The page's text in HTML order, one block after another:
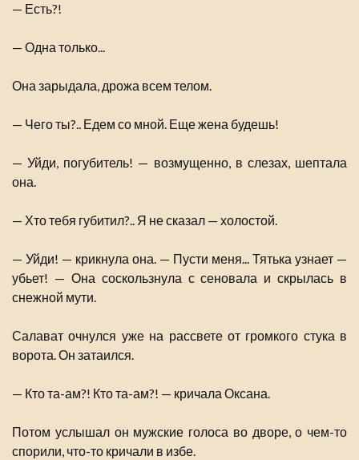
— Есть?!
— Одна только...
Она зарыдала, дрожа всем телом.
— Чего ты?.. Едем со мной. Еще жена будешь!
— Уйди, погубитель! — возмущенно, в слезах, шептала
она.
— Хто тебя губитил?.. Я не сказал — холостой.
— Уйди! — крикнула она. — Пусти меня... Тятька узнает —
убьет! — Она соскользнула с сеновала и скрылась в
снежной мути.
Салават очнулся уже на рассвете от громкого стука в
ворота. Он затаился.
— Кто та-ам?! Кто та-ам?! — кричала Оксана.
Потом услышал он мужские голоса во дворе, о чем-то
спорили, что-то кричали в избе.